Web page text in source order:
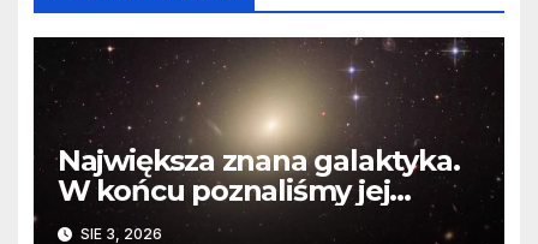
Największa znana galaktyka.
W końcu poznaliśmy jej
faktyczne wymiary
SIE 3, 2026